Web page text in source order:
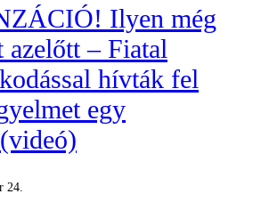
Ilyen még
azelőtt – Fiatal
hívták fel
egy
24.